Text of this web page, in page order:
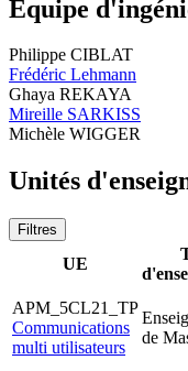
Equipe
Philippe CIBLAT
Frédéric Lehmann
Ghaya REKAYA
Mireille SARKISS
Michèle WIGGER
Unités
Filtres
UE
APM_5CL21_TP
Communications
multi utilisateurs
de